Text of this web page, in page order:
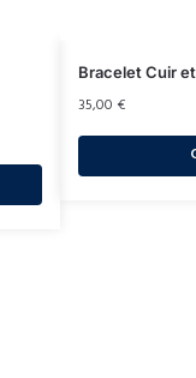
Bracelet Cuir
35,00 €